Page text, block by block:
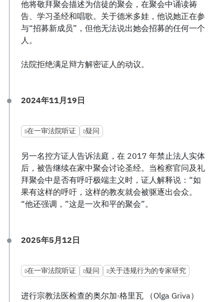
他将敬拜聚会描述为信徒的聚会，在聚会中诵读祷
告、学习圣经和唱歌。关于德米多娃，他说她正在参
与“招募新成员”，但他无法说出她会招募的任何一个
人。
法院拒绝满足辩方解密证人的动议。
2024年11月19日
在一审法院听证 疑问
另一名控方证人告诉法庭，在 2017 年禁止法人实体
后，被告继续在家中聚会讨论圣经。当检察官问及礼
拜聚会中是否有呼吁极端主义时，证人解释说：“如
果有这样的呼吁，这样的教友就会被驱逐出会众。
“他还强调，”这是一次和平的聚会”。
2025年5月12日
在一审法院听证 疑问 关于违规行为的专家研究
进行宗教法医检查的奥尔加·格里瓦 （Olga Griva）